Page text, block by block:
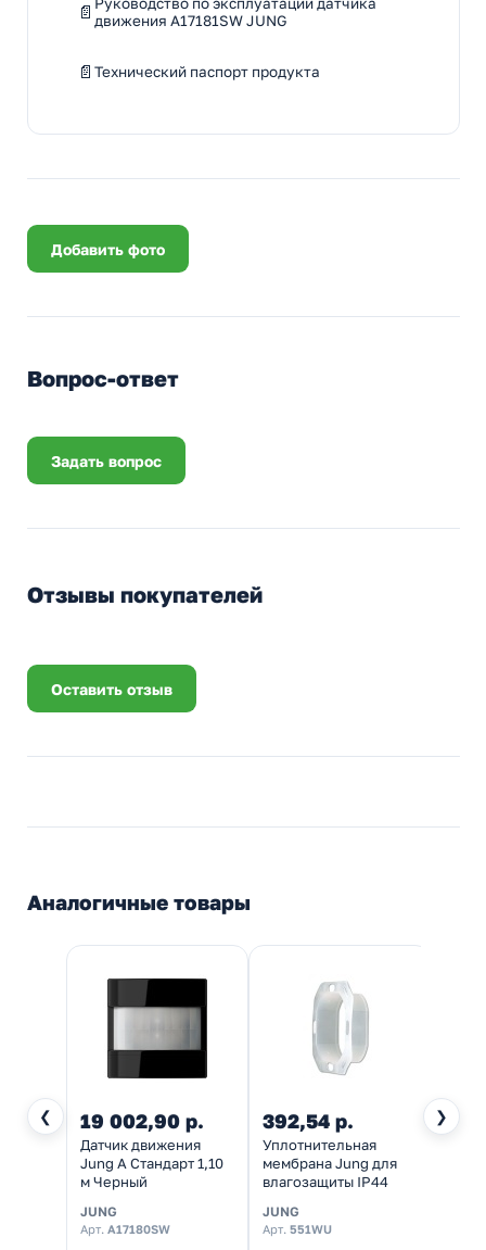
Руководство по эксплуатации датчика
движения A17181SW JUNG
Технический паспорт продукта
Добавить фото
Вопрос-ответ
Задать вопрос
Отзывы покупателей
Оставить отзыв
Аналогичные товары
❮ ❯
19 002,90 р.
Датчик движения
Jung A Стандарт 1,10
м Черный
JUNG
Арт. A17180SW
392,54 р.
Уплотнительная
мембрана Jung для
влагозащиты IP44
JUNG
Арт. 551WU